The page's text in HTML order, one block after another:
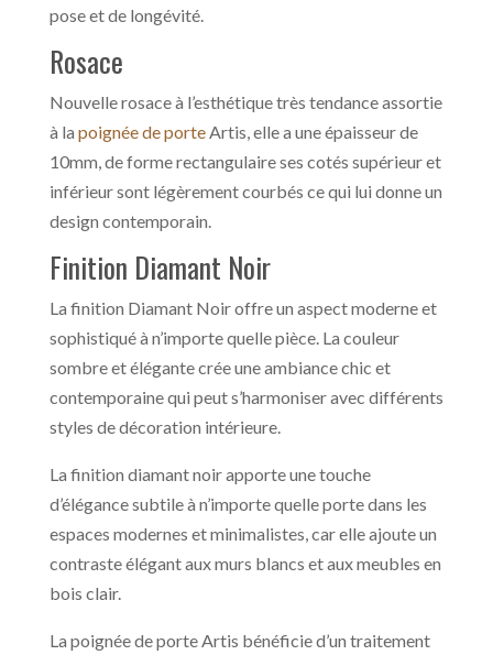
pose et de longévité.
Rosace
Nouvelle rosace à l’esthétique très tendance assortie
à la poignée de porteArtis, elle a une épaisseur de
10mm, de forme rectangulaire ses cotés supérieur et
inférieur sont légèrement courbés ce qui lui donne un
design contemporain.
Finition Diamant Noir
La finition Diamant Noir offre un aspect moderne et
sophistiqué à n’importe quelle pièce. La couleur
sombre et élégante crée une ambiance chic et
contemporaine qui peut s’harmoniser avec différents
styles de décoration intérieure.
La finition diamant noir apporte une touche
d’élégance subtile à n’importe quelle porte dans les
espaces modernes et minimalistes, car elle ajoute un
contraste élégant aux murs blancs et aux meubles en
bois clair.
La poignée de porte Artis bénéficie d’un traitement